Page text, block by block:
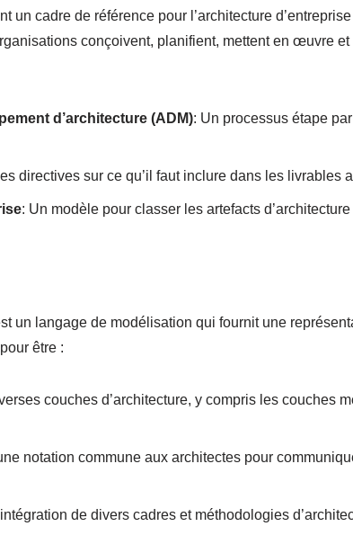
un cadre de référence pour l’architecture
conçoivent, planifient, mettent en œuvre et
d’architecture (ADM): Un processus étape
directives sur ce qu’il faut inclure dans les livrables
: Un modèle pour classer les artefacts
un langage de modélisation qui fournit une
être :
couches d’architecture, y compris les couches
notation commune aux architectes pour
de divers cadres et méthodologies